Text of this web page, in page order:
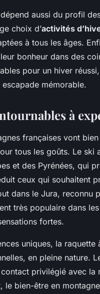
aussi du profil
choix d’activités
à tous les âges.
bonheur dans des
pour un hiver
mémorable.
à
françaises vont
tous les goûts. Le ski
et des Pyrénées, qui
ceux qui souhaitent
dans le Jura, reconnu
très populaire dans
fortes.
uniques, la
en pleine nature.
privilégié avec la
le bien-être en